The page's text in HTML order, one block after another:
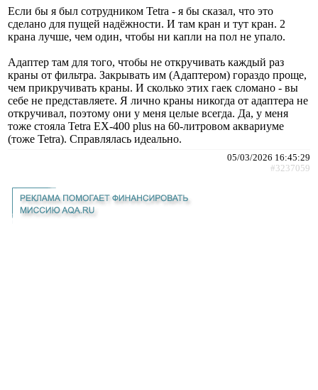
Если бы я был сотрудником Tetra - я бы сказал, что это
сделано для пущей надёжности. И там кран и тут кран. 2
крана лучше, чем один, чтобы ни капли на пол не упало.
Адаптер там для того, чтобы не откручивать каждый раз
краны от фильтра. Закрывать им (Адаптером) гораздо проще,
чем прикручивать краны. И сколько этих гаек сломано - вы
себе не представляете. Я лично краны никогда от адаптера не
откручивал, поэтому они у меня целые всегда. Да, у меня
тоже стояла Tetra EX-400 plus на 60-литровом аквариуме
(тоже Tetra). Справлялась идеально.
05/03/2026 16:45:29
#3237059